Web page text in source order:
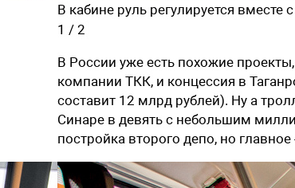
В кабине руль регулируется вместе
1 / 2
В России уже есть похожие
компании ТКК, и концессия в
составит 12 млрд рублей). Ну а
Синаре в девять с небольшим
постройка второго депо, но